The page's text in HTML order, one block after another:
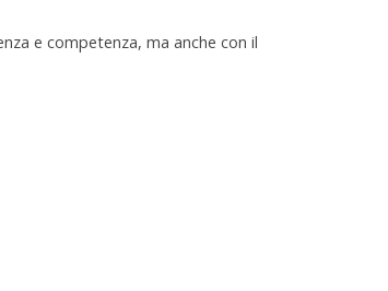
e competenza, ma anche con il